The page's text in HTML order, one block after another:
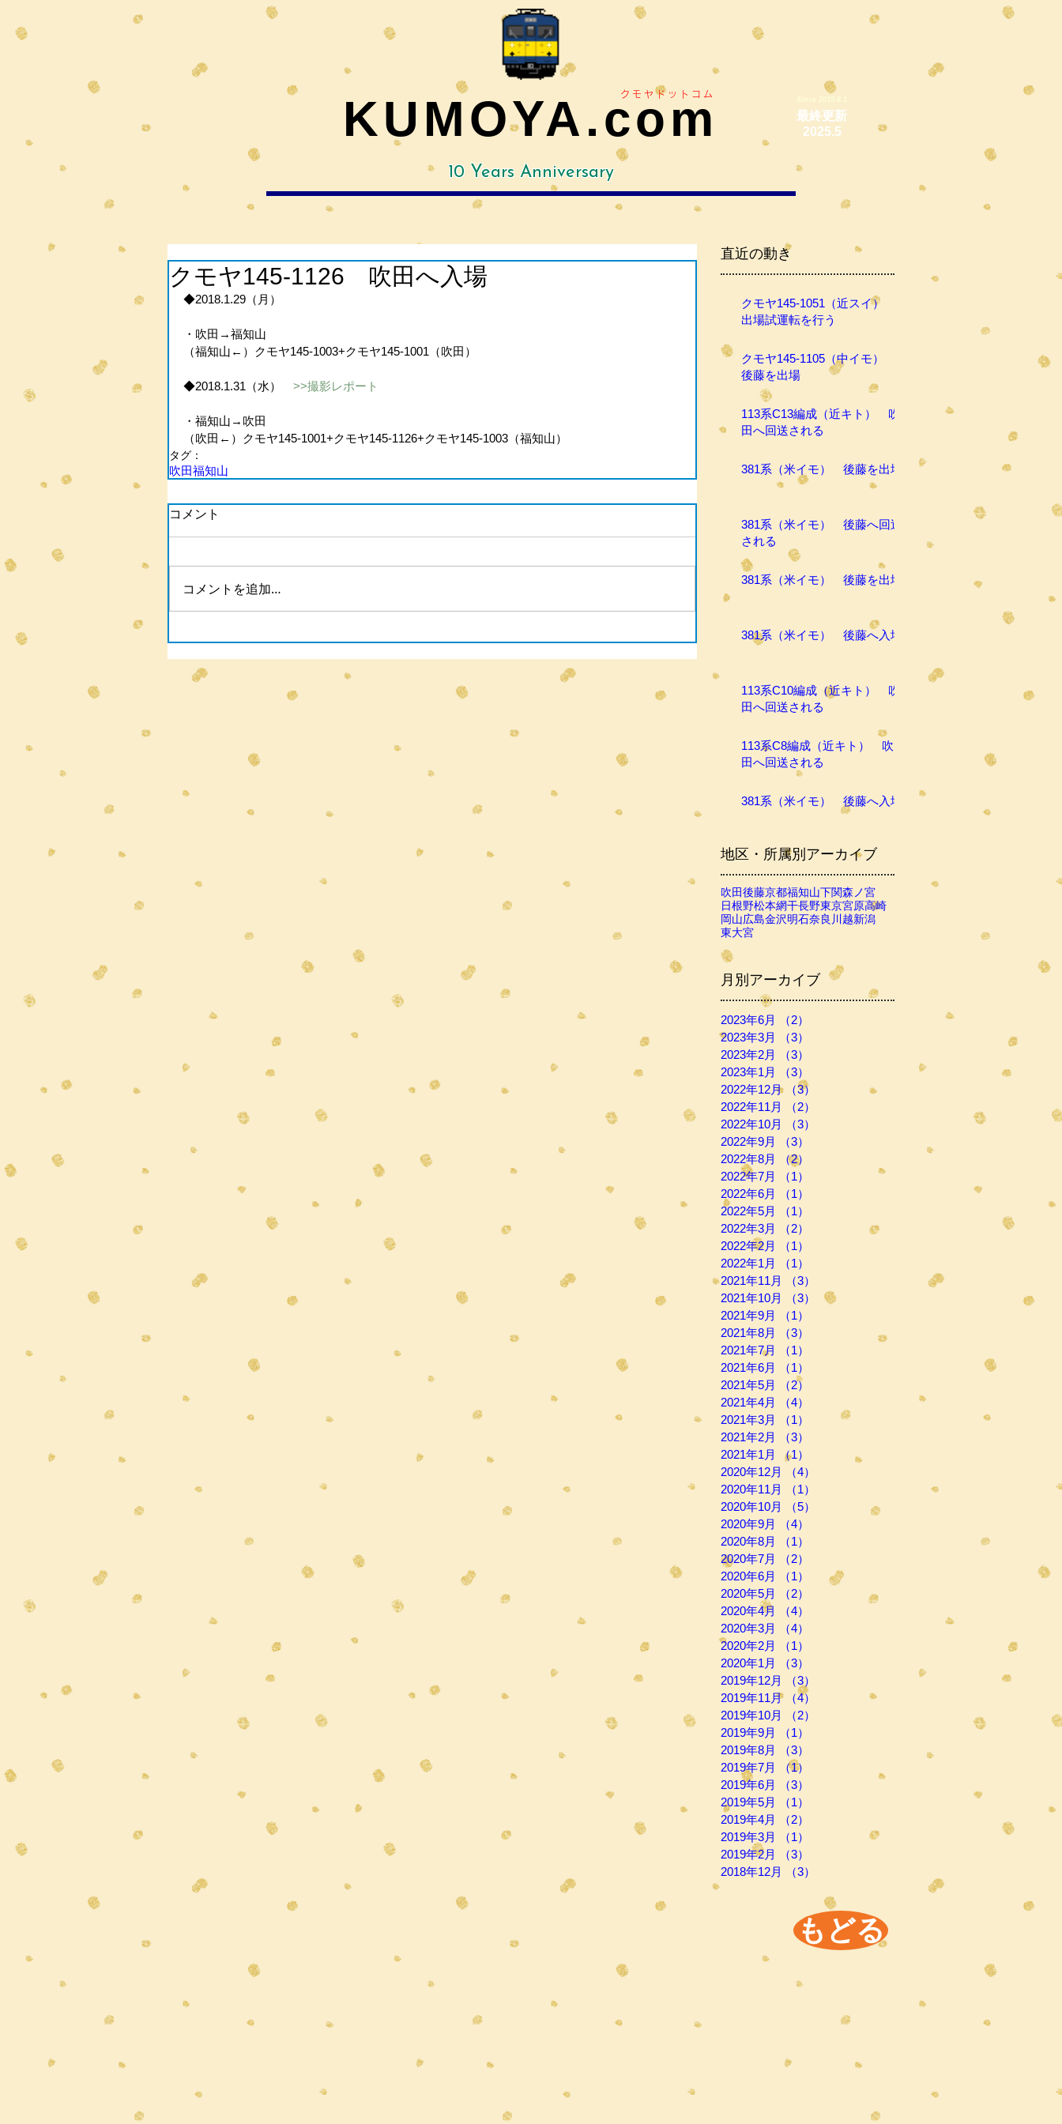
KUMOYA.com
クモヤドットコム
10 Years Anniversary
最終更新
2025.5
クモヤ145-1126 吹田へ入場
◆2018.1.29（月）
・吹田→福知山
（福知山←）クモヤ145-1003+クモヤ145-1001（吹田）
◆2018.1.31（水） >>撮影レポート
・福知山→吹田
（吹田←）クモヤ145-1001+クモヤ145-1126+クモヤ145-1003（福知山）
タグ：
吹田福知山
コメント
コメントを追加…
直近の動き
クモヤ145-1051（近スイ）
出場試運転を行う
クモヤ145-1105（中イモ）
後藤を出場
113系C13編成（近キト） 吹
田へ回送される
381系（米イモ） 後藤を出場
381系（米イモ） 後藤へ回送
される
381系（米イモ） 後藤を出場
381系（米イモ） 後藤へ入場
113系C10編成（近キト） 吹
田へ回送される
113系C8編成（近キト） 吹
田へ回送される
381系（米イモ） 後藤へ入場
地区・所属別アーカイブ
吹田後藤京都福知山下関森ノ宮
日根野松本網干長野東京宮原高崎
岡山広島金沢明石奈良 川越新潟
東大宮
月別アーカイブ
2023年6月 （2）
2023年3月
（3）
2023年2月
（3）
2023年1月
（3）
2022年12月
（3）
2022年11月
（2）
2022年10月
（3）
2022年9月
（3）
2022年8月
（2）
2022年7月
（1）
2022年6月
（1）
2022年5月
（1）
2022年3月
（2）
2022年2月
（1）
2022年1月
（1）
2021年11月
（3）
2021年10月
（3）
3件の記事
2021年9月
（1）
2021年8月
（3）
2021年7月
（1）
2021年6月
（1）
2021年5月
（2）
2021年4月
（4）
2021年3月
（1）
1件の記事
2021年2月
（3）
2021年1月
（1）
1件の記事
2020年12月
（4）
2020年11月
（1）
2020年10月
（5）
2020年9月
（4）
2020年8月
（1）
2020年7月
（2）
2020年6月
（1）
1件の記事
2020年5月
（2）
2020年4月
（4）
2020年3月
（4）
2020年2月
（1）
2020年1月
（3）
2019年12月
（3）
2019年11月
（4）
2019年10月
（2）
2019年9月
（1）
2019年8月
（3）
2019年7月
（1）
2019年6月
（3）
2019年5月
（1）
2019年4月
（2）
2019年3月
（1）
2019年2月
（3）
2018年12月
（3）
もどる